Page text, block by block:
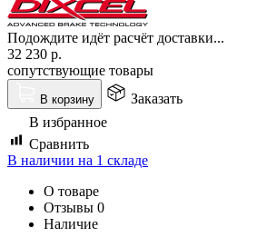
Подождите идёт расчёт доставки...
32 230 р.
сопутствующие товары
В корзину
Заказать
В избранное
Сравнить
В наличии на 1 складе
О товаре
Отзывы 0
Наличие